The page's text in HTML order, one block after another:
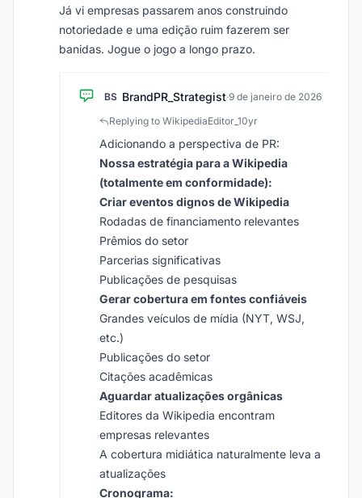
Já vi empresas passarem anos construindo
notoriedade e uma edição ruim fazerem ser
banidas. Jogue o jogo a longo prazo.
BS BrandPR_Strategist·9 de janeiro de 2026
Replying to WikipediaEditor_10yr
Adicionando a perspectiva de PR:
Nossa estratégia para a Wikipedia
(totalmente em conformidade):
Criar eventos dignos de Wikipedia
Rodadas de financiamento relevantes
Prêmios do setor
Parcerias significativas
Publicações de pesquisas
Gerar cobertura em fontes confiáveis
Grandes veículos de mídia (NYT, WSJ,
etc.)
Publicações do setor
Citações acadêmicas
Aguardar atualizações orgânicas
Editores da Wikipedia encontram
empresas relevantes
A cobertura midiática naturalmente leva a
atualizações
Cronograma: